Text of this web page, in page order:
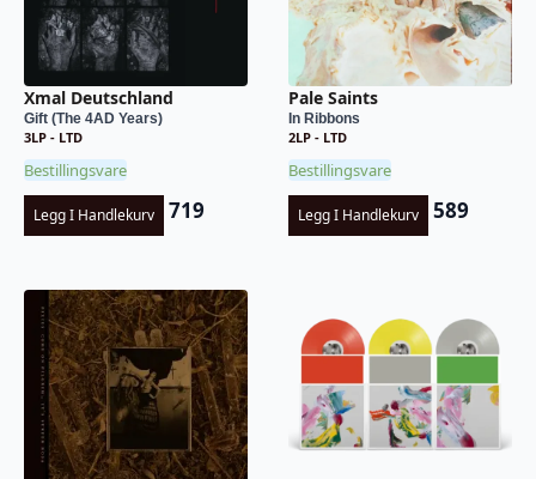
Xmal Deutschland
Gift (The 4AD Years)
3LP - LTD
Bestillingsvare
Legg I Handlekurv 719
Pale Saints
In Ribbons
2LP - LTD
Bestillingsvare
Legg I Handlekurv 589